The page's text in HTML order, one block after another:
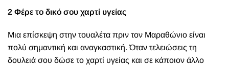
2 Φέρε το δικό σου χαρτί υγείας
Μια επίσκεψη στην τουαλέτα πριν τον Μαραθώνιο είναι
πολύ σημαντική και αναγκαστική. Όταν τελειώσεις τη
δουλειά σου δώσε το χαρτί υγείας και σε κάποιον άλλο